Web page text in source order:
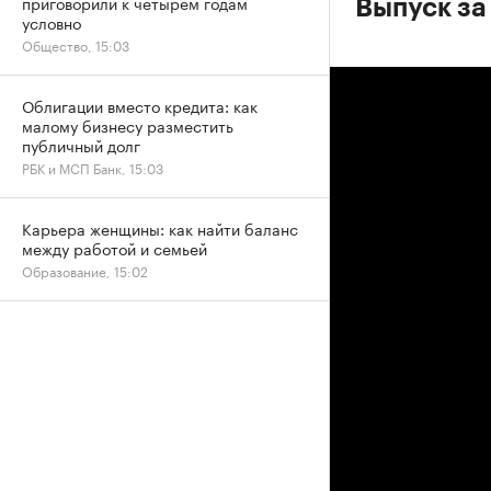
Выпуск
условно
Общество, 15:03
Облигации вместо кредита: как
малому бизнесу разместить
публичный долг
РБК и МСП Банк, 15:03
Карьера женщины: как найти баланс
между работой и семьей
Образование, 15:02